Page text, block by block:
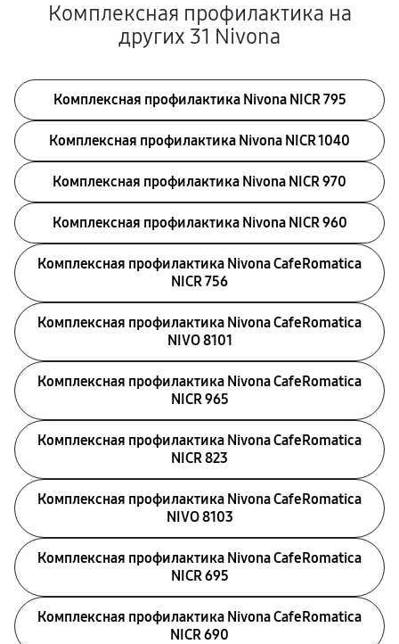
Комплексная профилактика на
других 31 Nivona
Комплексная профилактика Nivona NICR 795
Комплексная профилактика Nivona NICR 1040
Комплексная профилактика Nivona NICR 970
Комплексная профилактика Nivona NICR 960
Комплексная профилактика Nivona CafeRomatica
NICR 756
Комплексная профилактика Nivona CafeRomatica
NIVO 8101
Комплексная профилактика Nivona CafeRomatica
NICR 965
Комплексная профилактика Nivona CafeRomatica
NICR 823
Комплексная профилактика Nivona CafeRomatica
NIVO 8103
Комплексная профилактика Nivona CafeRomatica
NICR 695
Комплексная профилактика Nivona CafeRomatica
NICR 690